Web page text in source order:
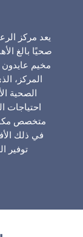
يعد مركز
صحيًا بالغ
مخيم
الصحية
في ذلك
توفير